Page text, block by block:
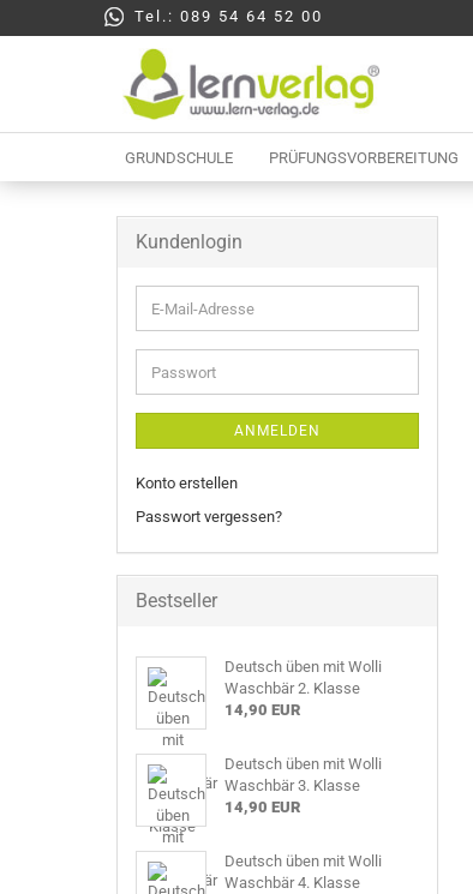
Tel.: 089 54 64 52 00
GRUNDSCHULE PRÜFUNGSVORBEREITUNG
Mittelschule
Kundenlogin
E-
Mail-
Adresse
Passwort
ANMELDEN
Konto erstellen
Passwort vergessen?
Bestseller
Deutsch üben mit Wolli
Waschbär 2. Klasse
14,90 EUR
Deutsch üben mit Wolli
Waschbär 3. Klasse
14,90 EUR
Deutsch üben mit Wolli
Waschbär 4. Klasse